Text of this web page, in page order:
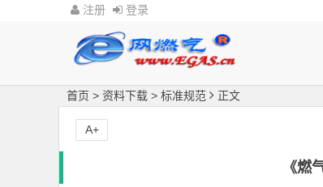
注册 登录
首页 > 资料下载 > 标准规范 正文
《燃
A+